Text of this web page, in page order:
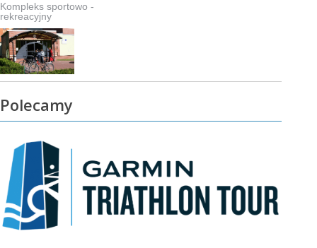
Kompleks sportowo -
rekreacyjny
Polecamy